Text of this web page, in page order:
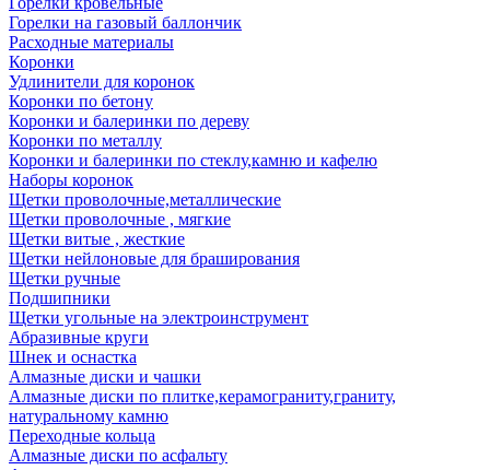
Горелки на газовый баллончик
Расходные материалы
Коронки
Удлинители для коронок
Коронки по бетону
Коронки и балеринки по дереву
Коронки по металлу
Коронки и балеринки по стеклу,камню и кафелю
Наборы коронок
Щетки проволочные,металлические
Щетки проволочные , мягкие
Щетки витые , жесткие
Щетки нейлоновые для браширования
Щетки ручные
Подшипники
Щетки угольные на электроинструмент
Абразивные круги
Шнек и оснастка
Алмазные диски и чашки
Алмазные диски по плитке,керамограниту,граниту,
натуральному камню
Переходные кольца
Алмазные диски по асфальту